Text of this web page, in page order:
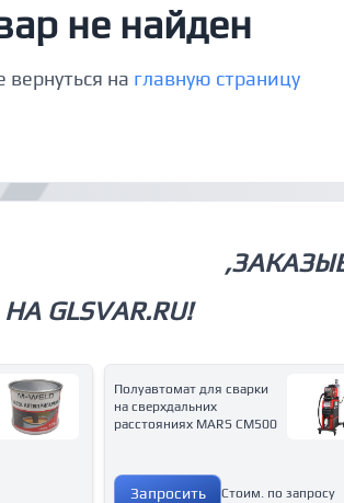
не найден
вернуться на главную страницу
НА GLSVAR.RU!
Полуавтомат для сварки
на сверхдальних
расстояниях MARS CM500
Запросить Стоим. по запросу